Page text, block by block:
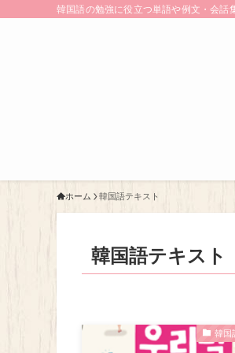
韓国語の勉強に役立つ単語や例文・会話
ホーム 韓国語テキスト
韓国語テキスト
韓国